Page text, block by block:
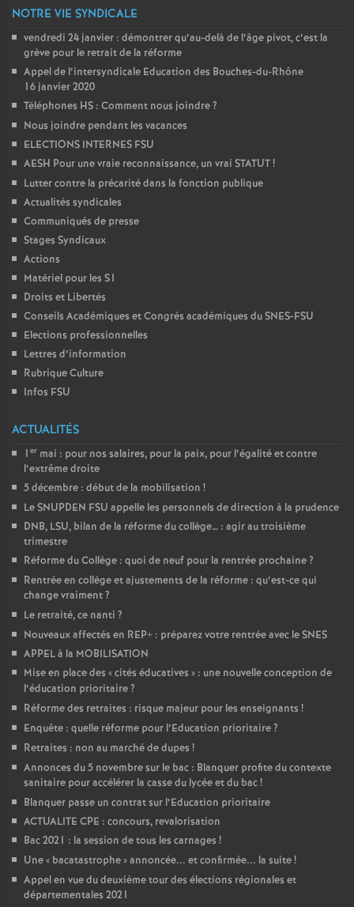
NOTRE VIE SYNDICALE
vendredi 24 janvier : démontrer qu’au-delà de l’âge pivot, c’est la
grève pour le retrait de la réforme
Appel de l’intersyndicale Education des Bouches-du-Rhône
16 janvier 2020
Téléphones HS : Comment nous joindre?
Nous joindre pendant les vacances
ELECTIONS INTERNES FSU
AESH Pour une vraie reconnaissance, un vrai STATUT!
Lutter contre la précarité dans la fonction publique
Actualités syndicales
Communiqués de presse
Stages Syndicaux
Actions
Matériel pour les S1
Droits et Libertés
Conseils Académiques et Congrés académiques du SNES-FSU
Elections professionnelles
Lettres d’information
Rubrique Culture
Infos FSU
ACTUALITÉS
1 er mai : pour nos salaires, pour la paix, pour l’égalité et contre
l’extrême droite
5 décembre : début de la mobilisation !
Le SNUPDEN FSU appelle les personnels de direction à la prudence
DNB, LSU, bilan de la réforme du collège… : agir au troisième
trimestre
Réforme du Collège : quoi de neuf pour la rentrée prochaine?
Rentrée en collège et ajustements de la réforme : qu’est-ce qui
change vraiment?
Le retraité, ce nanti ?
Nouveaux affectés en REP+ : préparez votre rentrée avec le SNES
APPEL à la MOBILISATION
Mise en place des «cités éducatives » : une nouvelle conception de
l’éducation prioritaire?
Réforme des retraites : risque majeur pour les enseignants !
Enquête : quelle réforme pour l’Education prioritaire?
Retraites : non au marché de dupes !
Annonces du 5 novembre sur le bac : Blanquer profite du contexte
sanitaire pour accélérer la casse du lycée et du bac!
Blanquer passe un contrat sur l’Education prioritaire
ACTUALITE CPE : concours, revalorisation
Bac 2021 : la session de tous les carnages !
Une « bacatastrophe» annoncée... et confirmée... la suite!
Appel en vue du deuxième tour des élections régionales et
départementales 2021